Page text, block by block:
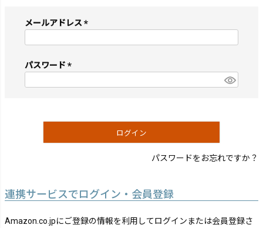
メールアドレス
須)
パスワード
須)
ログイン
パスワードをお忘れですか？
連携サービスでログイン・会員登録
Amazon.co.jpにご登録の情報を利用してログインまたは会員登録さ